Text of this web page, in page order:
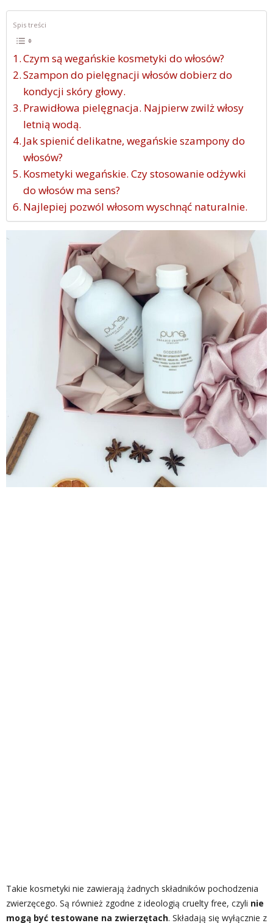
Spis treści
Czym są wegańskie kosmetyki do włosów?
Szampon do pielęgnacji włosów dobierz do
kondycji skóry głowy.
Prawidłowa pielęgnacja. Najpierw zwilż włosy
letnią wodą.
Jak spienić delikatne, wegańskie szampony do
włosów?
Kosmetyki wegańskie. Czy stosowanie odżywki
do włosów ma sens?
Najlepiej pozwól włosom wyschnąć naturalnie.
Takie kosmetyki nie zawierają żadnych składników pochodzenia
zwierzęcego. Są również zgodne z ideologią cruelty free, czyli nie
mogą być testowane na zwierzętach. Składają się wyłącznie z